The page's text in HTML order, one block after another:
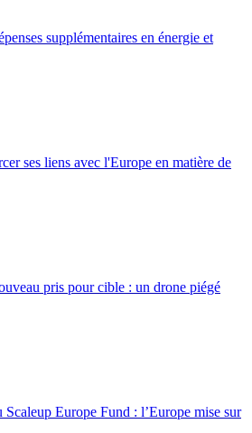
supplémentaires en énergie et
ses liens avec l'Europe en matière de
pris pour cible : un drone piégé
Scaleup Europe Fund : l’Europe mise sur